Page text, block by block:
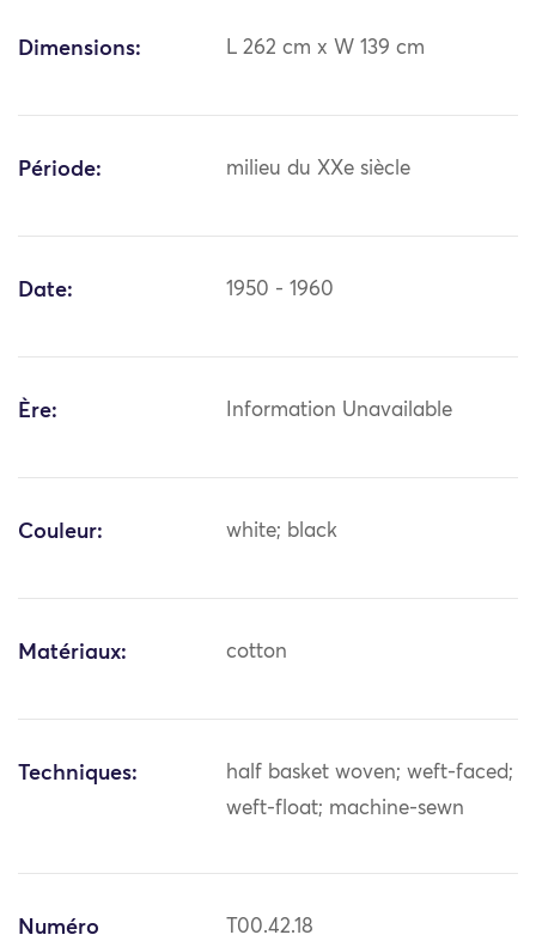
Dimensions: L 262 cm x W 139 cm
Période: milieu du XXe siècle
Date: 1950 - 1960
Ère: Information Unavailable
Couleur: white; black
Matériaux: cotton
Techniques:
half basket woven; weft-faced;
weft-float; machine-sewn
Numéro
T00.42.18